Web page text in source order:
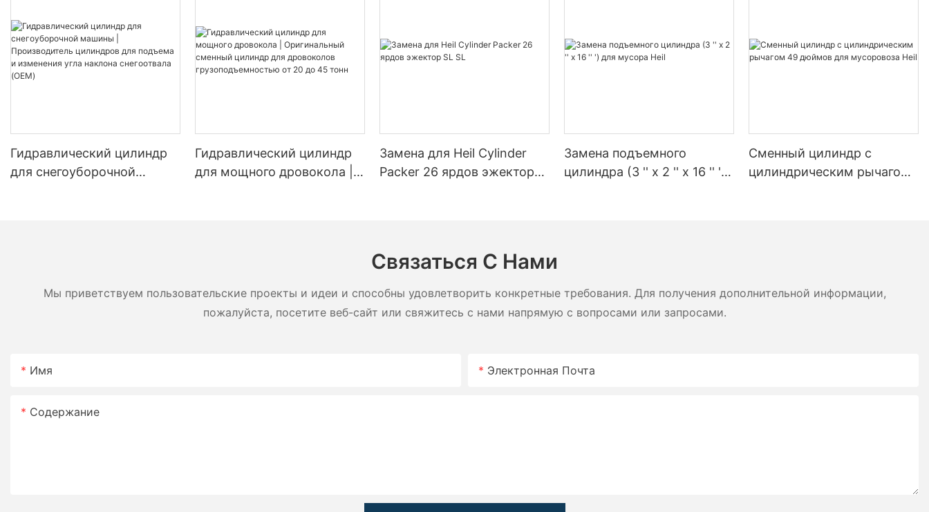
Гидравлический цилиндр
для снегоуборочной
Гидравлический цилиндр
для мощного дровокола |
Замена для Heil Cylinder
Packer 26 ярдов эжектор
Замена подъемного
цилиндра (3 '' x 2 '' x 16 '' ')
Сменный цилиндр с
цилиндрическим рычагом
Связаться С Нами
Мы приветствуем пользовательские проекты и идеи и способны удовлетворить конкретные требования. Для получения дополнительной информации,
пожалуйста, посетите веб-сайт или свяжитесь с нами напрямую с вопросами или запросами.
Имя Электронная Почта
Содержание